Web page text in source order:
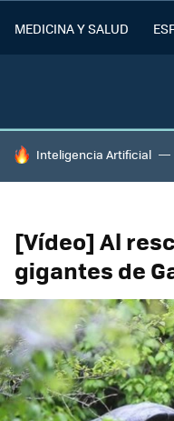
MEDICINA Y SALUD
HOY SE HABLA DE
Inteligencia Artificial
[Vídeo] Al
gigantes de